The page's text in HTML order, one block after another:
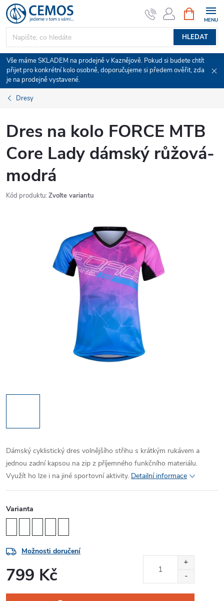
Přejít
na
obsah
HLEDAT
NÁKUPNÍ
KOŠÍK
Vše máme SKLADEM na prodejně v Kaznějově. Pokud si budete chtít
přijet pro konkrétní kolo osobně, doporučujeme si předem ověřit, zda
je na prodejně vystavené.
Dresy
Dres na kolo FORCE MTB
Core Lady dámský růžová-
modrá
Kód produktu: Zvolte variantu
Dámský cyklistický dres volnějšího střihu s krátkým rukávem a
jednou zadní kapsou na zip z příjemného funkčního materiálu.
Využít ho lze i na jiné sportovní aktivity. Detailní informace
Varianta
Možnosti doručení
799 Kč